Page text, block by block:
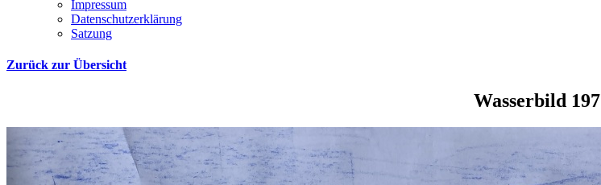
Impressum
Datenschutzerklärung
Satzung
Zurück zur Übersicht
Wasserbild